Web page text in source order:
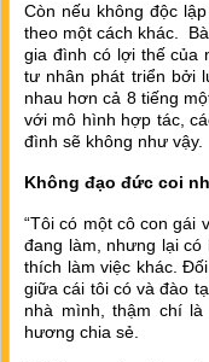
Còn nếu không độc
theo một cách khác.
gia đình có lợi thế của
tư nhân phát triển bởi
nhau hơn cả 8 tiếng
với mô hình hợp tác,
đình sẽ không như vậy.
Không đạo đức coi
“Tôi có một cô con gái
đang làm, nhưng lại
thích làm việc khác.
giữa cái tôi có và đào
nhà mình, thậm chí
hương chia sẻ.